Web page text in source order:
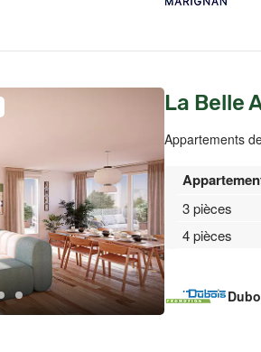
La Belle
Appartements
3 pièces
4 pièces